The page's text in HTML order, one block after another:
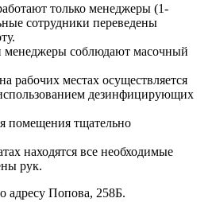
только менеджеры (1-
сотрудники переведены
менеджеры соблюдают масочный
рабочих местах осуществляется
дезинфицирующих
помещения тщательно
находятся все необходимые
рук.
адресу Попова, 258Б.